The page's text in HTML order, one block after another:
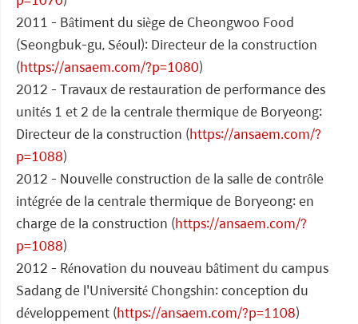
2011 - Bâtiment du siège de Cheongwoo Food
(Seongbuk-gu, Séoul): Directeur de la construction
(https://ansaem.com/?p=1080)
2012 - Travaux de restauration de performance des
unités 1 et 2 de la centrale thermique de Boryeong:
Directeur de la construction (https://ansaem.com/?
p=1088)
2012 - Nouvelle construction de la salle de contrôle
intégrée de la centrale thermique de Boryeong: en
charge de la construction (https://ansaem.com/?
p=1088)
2012 - Rénovation du nouveau bâtiment du campus
Sadang de l'Université Chongshin: conception du
développement (https://ansaem.com/?p=1108)